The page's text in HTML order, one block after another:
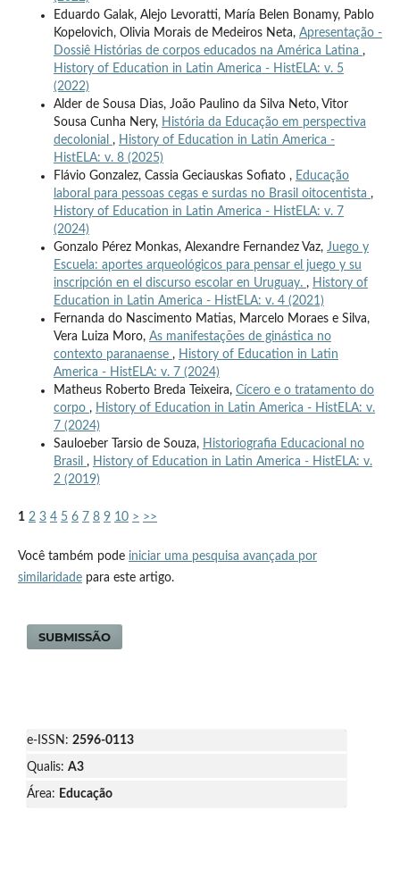
Eduardo Galak, Alejo Levoratti, María Belen Bonamy, Pablo
Kopelovich, Olivia Morais de Medeiros Neta, Apresentação -
Dossiê Histórias de corpos educados na América Latina ,
History of Education in Latin America - HistELA: v. 5
(2022)
Alder de Sousa Dias, João Paulino da Silva Neto, Vitor
Sousa Cunha Nery, História da Educação em perspectiva
decolonial , History of Education in Latin America -
HistELA: v. 8 (2025)
Flávio Gonzalez, Cassia Geciauskas Sofiato , Educação
laboral para pessoas cegas e surdas no Brasil oitocentista ,
History of Education in Latin America - HistELA: v. 7
(2024)
Gonzalo Pérez Monkas, Alexandre Fernandez Vaz, Juego y
Escuela: aportes arqueológicos para pensar el juego y su
inscripción en el discurso escolar en Uruguay. , History of
Education in Latin America - HistELA: v. 4 (2021)
Fernanda do Nascimento Matias, Marcelo Moraes e Silva,
Vera Luiza Moro, As manifestações de ginástica no
contexto paranaense , History of Education in Latin
America - HistELA: v. 7 (2024)
Matheus Roberto Breda Teixeira, Cícero e o tratamento do
corpo , History of Education in Latin America - HistELA: v.
7 (2024)
Sauloeber Tarsio de Souza, Historiografia Educacional no
Brasil , History of Education in Latin America - HistELA: v.
2 (2019)
1 2 3 4 5 6 7 8 9 10 > >>
Você também pode iniciar uma pesquisa avançada por
similaridadepara este artigo.
SUBMISSÃO
e-ISSN: 2596-0113
Qualis: A3
Área: Educação